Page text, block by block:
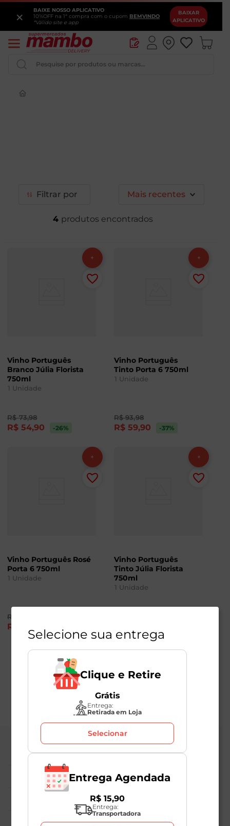
BAIXE NOSSO APLICATIVO
10%OFF na 1ª compra com o cupom BEMVINDO
*Válido site e app
BAIXAR
APLICATIVO
×
Pesquise por produtos ou marcas...
Filtrar Mais recentes
4
Vinho Português
Branco Júlia Florista
750ml
1 Unidade
R$ 73,98
R$ 54,90 -26%
Vinho Português
Tinto Porta 6 750ml
1 Unidade
R$ 93,98
R$ 59,90 -37%
Vinho Português Rosé
Porta 6 750ml
1 Unidade
R$
R$
Vinho Português
Tinto Júlia Florista
750ml
1 Unidade
Central de Atendimento
Institucional
Atedimento ao Consumidor
Selecione sua entrega
Clique e Retire
Grátis
Entrega:
Retirada em Loja
Selecionar
Entrega Agendada
R$ 15,90
Entrega:
Transportadora